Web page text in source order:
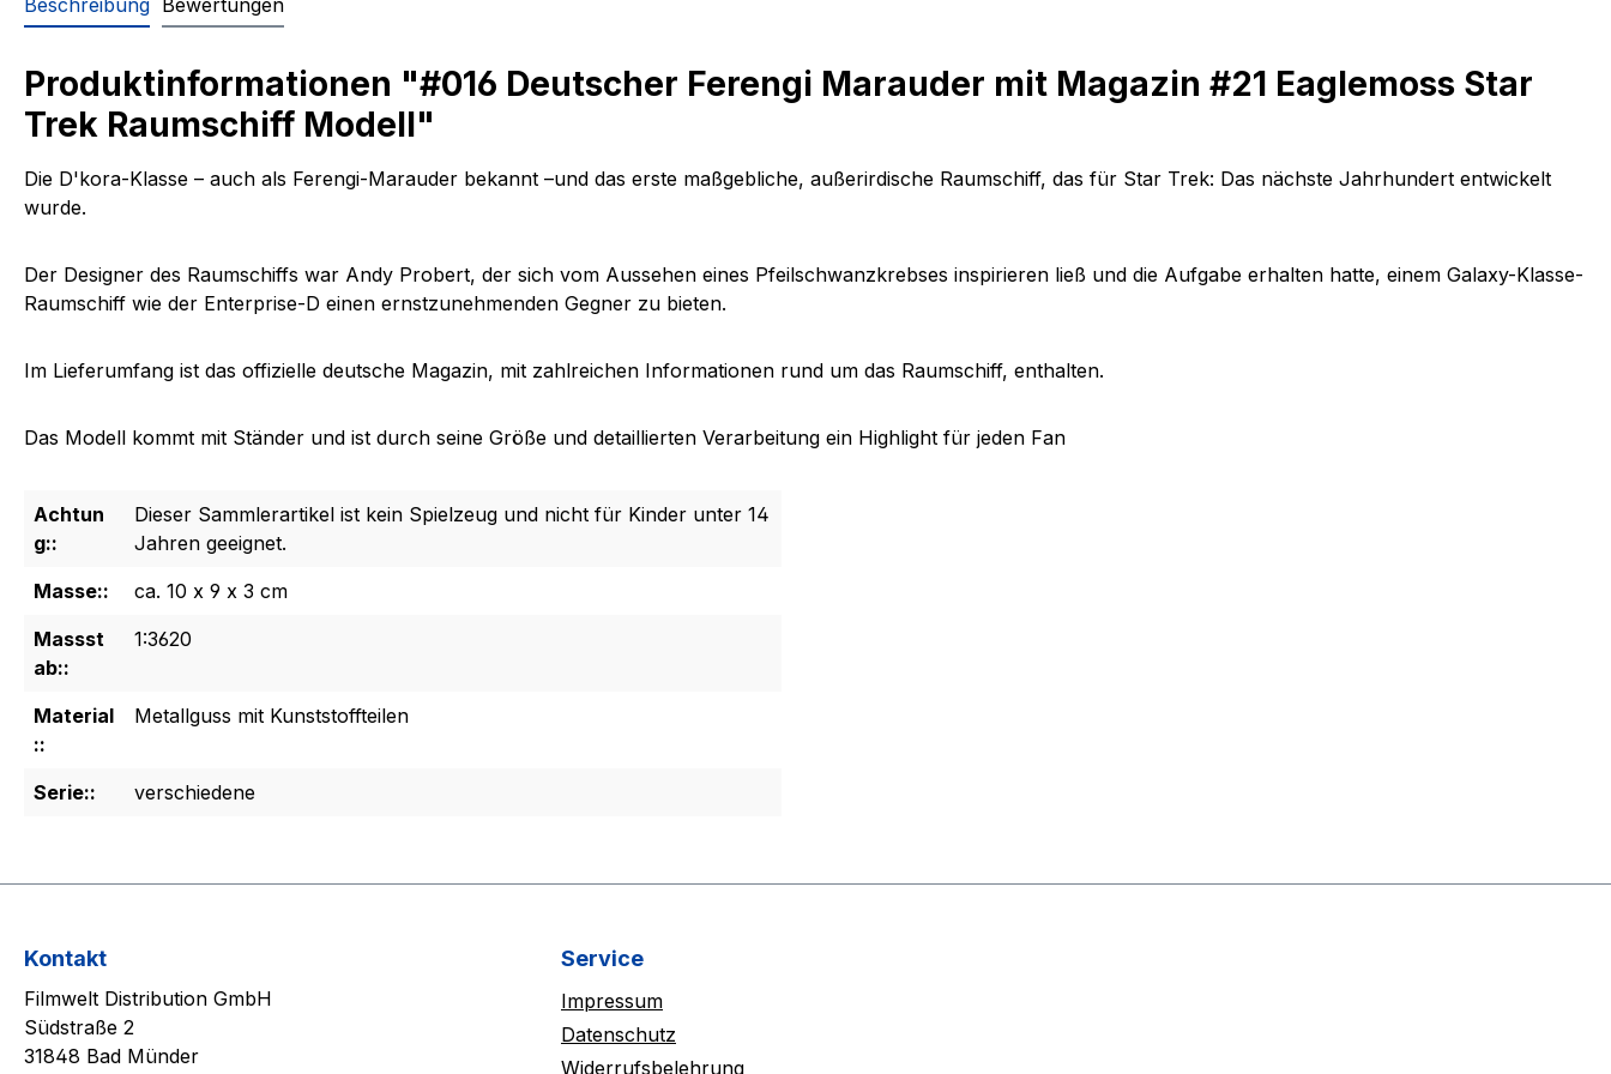
Beschreibung Bewertungen
Produktinformationen "#016 Deutscher Ferengi Marauder mit Magazin #21 Eaglemoss Star
Trek Raumschiff Modell"
Die D'kora-Klasse – auch als Ferengi-Marauder bekannt –und das erste maßgebliche, außerirdische Raumschiff, das für Star Trek: Das nächste Jahrhundert entwickelt
wurde.
Der Designer des Raumschiffs war Andy Probert, der sich vom Aussehen eines Pfeilschwanzkrebses inspirieren ließ und die Aufgabe erhalten hatte, einem Galaxy-Klasse-
Raumschiff wie der Enterprise-D einen ernstzunehmenden Gegner zu bieten.
Im Lieferumfang ist das offizielle deutsche Magazin, mit zahlreichen Informationen rund um das Raumschiff, enthalten.
Das Modell kommt mit Ständer und ist durch seine Größe und detaillierten Verarbeitung ein Highlight für jeden Fan
Achtun
g::
Dieser Sammlerartikel ist kein Spielzeug und nicht für Kinder unter 14
Jahren geeignet.
Masse::
ca. 10 x 9 x 3 cm
Massst
ab::
1:3620
Material
::
Metallguss mit Kunststoffteilen
Serie:: verschiedene
Kontakt
Filmwelt Distribution GmbH
Südstraße 2
31848 Bad Münder
Service
Impressum
Datenschutz
Widerrufsbelehrung